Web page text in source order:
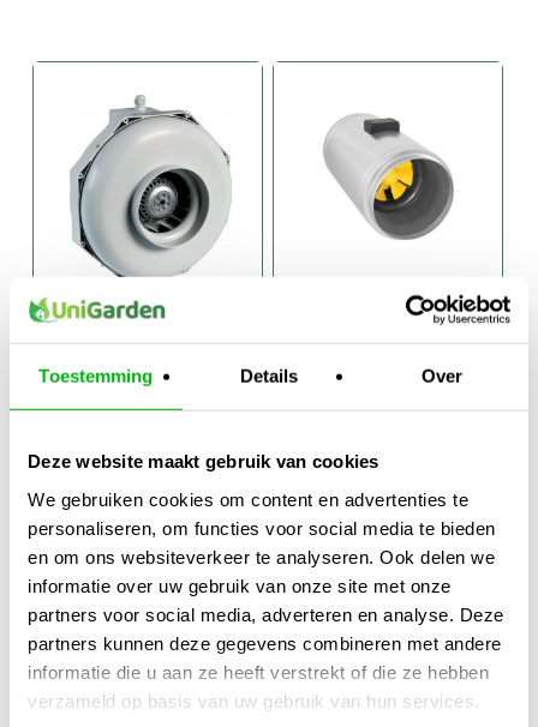
Toestemming Details Over
Deze website maakt gebruik van cookies
We gebruiken cookies om content en advertenties te
personaliseren, om functies voor social media te bieden
en om ons websiteverkeer te analyseren. Ook delen we
informatie over uw gebruik van onze site met onze
partners voor social media, adverteren en analyse. Deze
partners kunnen deze gegevens combineren met andere
informatie die u aan ze heeft verstrekt of die ze hebben
verzameld op basis van uw gebruik van hun services.
Buisventilator
€134,95Prijsklasse:
€78,00
tot
€134,95
Can-Fan Q-Max
Buisventilator
€714,95
tot
€714,95